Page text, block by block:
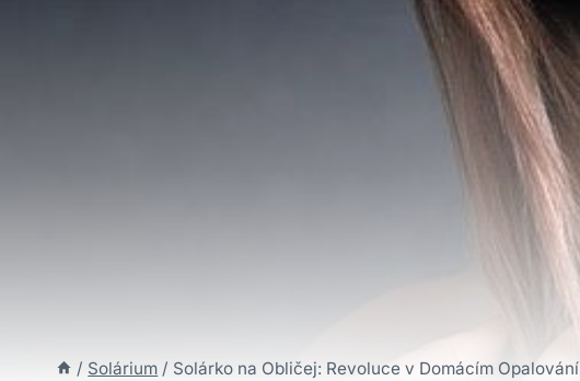
/ Solárium / Solárko na Obličej: Revoluce v Domácím Opalování